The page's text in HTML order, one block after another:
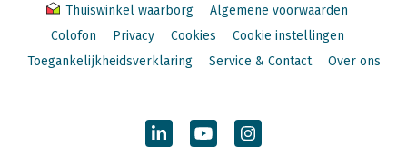
Thuiswinkel waarborg
Algemene voorwaarden
Colofon
Privacy Cookies
Cookie instellingen
Toegankelijkheidsverklaring
Service & Contact Over ons